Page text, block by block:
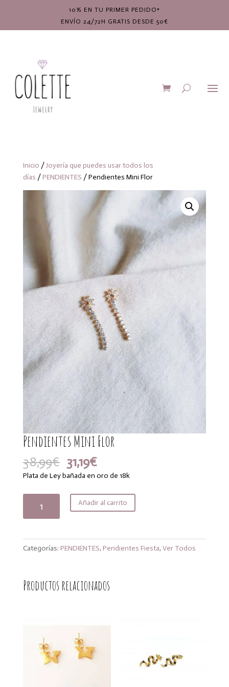
10% EN TU PRIMER PEDIDO*
ENVÍO 24/72H GRATIS DESDE 50€
Inicio /Joyería que puedes usar todos los
días / PENDIENTES / Pendientes Mini Flor
Pendientes Mini Flor
38,99€ El
precio
era:
38,99€.
31,19€El
precio
es:
31,19€.
Plata de Ley bañada en oro de 18k
Añadir al carrito
Categorías: PENDIENTES, Pendientes Fiesta, Ver Todos
Productos relacionados